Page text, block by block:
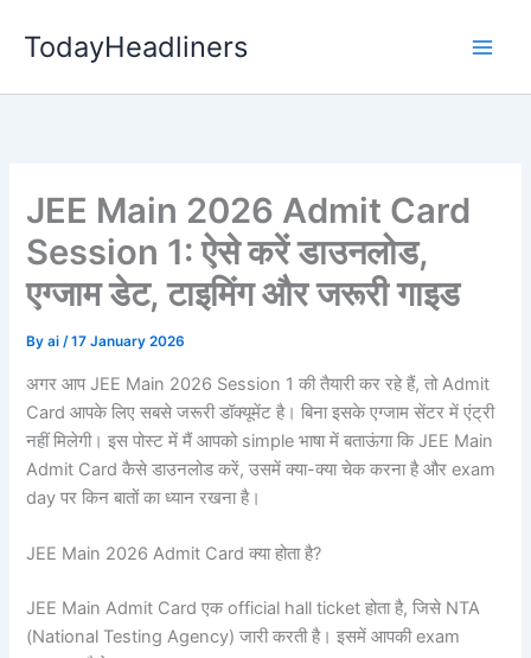
TodayHeadliners
JEE Main 2026 Admit Card
Session 1: ऐसे करें डाउनलोड,
एग्जाम डेट, टाइमिंग और जरूरी गाइड
Byai/17 January 2026
अगर आप JEE Main 2026 Session 1 की तैयारी कर रहे हैं, तो Admit
Card आपके लिए सबसे जरूरी डॉक्यूमेंट है। बिना इसके एग्जाम सेंटर में एंट्री
नहीं मिलेगी। इस पोस्ट में मैं आपको simple भाषा में बताऊंगा कि JEE Main
Admit Card कैसे डाउनलोड करें, उसमें क्या-क्या चेक करना है और exam
day पर किन बातों का ध्यान रखना है।
JEE Main 2026 Admit Card क्या होता है?
JEE Main Admit Card एक official hall ticket होता है, जिसे NTA
(National Testing Agency) जारी करती है। इसमें आपकी exam